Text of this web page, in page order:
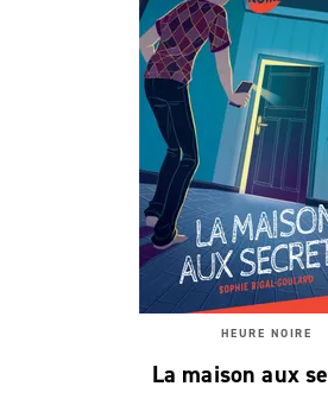
HEURE NOIRE
La maison aux